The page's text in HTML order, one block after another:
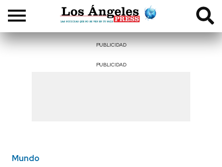
PUBLICIDAD
PUBLICIDAD
Mundo